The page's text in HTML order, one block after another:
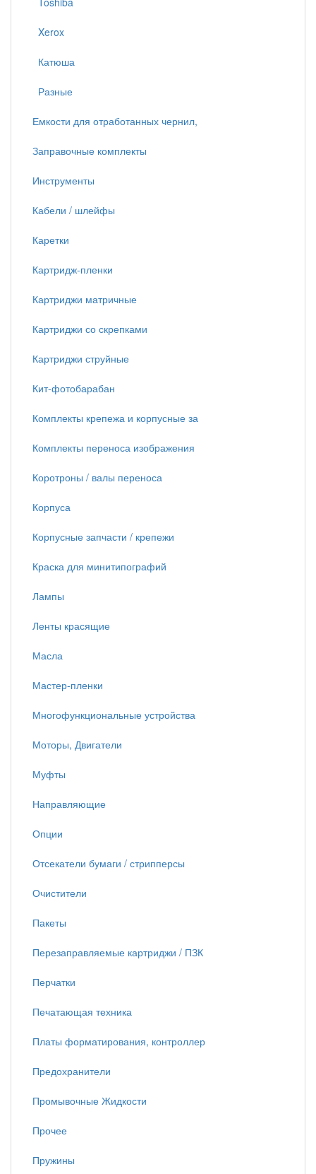
Xerox
Катюша
Разные
Емкости для отработанных чернил,
Заправочные комплекты
Инструменты
Кабели / шлейфы
Каретки
Картридж-пленки
Картриджи матричные
Картриджи со скрепками
Картриджи струйные
Кит-фотобарабан
Комплекты крепежа и корпусные за
Комплекты переноса изображения
Коротроны / валы переноса
Корпуса
Корпусные запчасти / крепежи
Краска для минитипографий
Лампы
Ленты красящие
Масла
Мастер-пленки
Многофункциональные устройства
Моторы, Двигатели
Муфты
Направляющие
Опции
Отсекатели бумаги / стрипперсы
Очистители
Пакеты
Перезаправляемые картриджи / ПЗК
Перчатки
Печатающая техника
Платы форматирования, контроллер
Предохранители
Промывочные Жидкости
Прочее
Пружины